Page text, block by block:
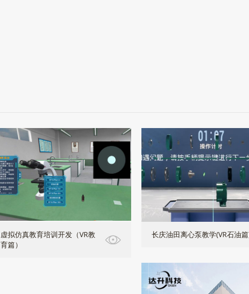
虚拟仿真教育培训开发（VR教
育篇）
长庆油田离心泵教学(VR石油